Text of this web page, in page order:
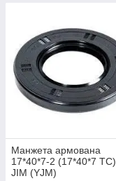
Манжета армована
17*40*7-2 (17*40*7 TC)
JIM (YJM)